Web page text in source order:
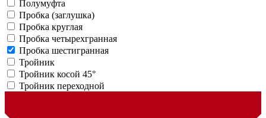
Полумуфта
Пробка (заглушка)
Пробка круглая
Пробка четырехгранная
Пробка шестигранная
Тройник
Тройник косой 45°
Тройник переходной